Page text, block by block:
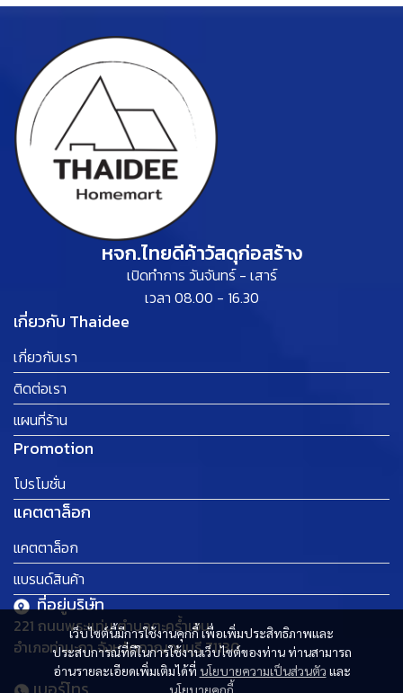
เว็บไซต์นี้มีการใช้งานคุกกี้ เพื่อเพิ่มประสิทธิภาพและ
ประสบการณ์ที่ดีในการใช้งานเว็บไซต์ของท่าน ท่านสามารถ
อ่านรายละเอียดเพิ่มเติมได้ที่ นโยบายความเป็นส่วนตัว และ
นโยบายคุกกี้
หจก.ไทยดีค้าวัสดุก่อสร้าง
เปิดทำการ วันจันทร์ - เสาร์
เวลา 08.00 - 16.30
เกี่ยวกับ Thaidee
เกี่ยวกับเรา
ติดต่อเรา
แผนที่ร้าน
Promotion
โปรโมชั่น
แคตตาล็อก
แคตตาล็อก
แบรนด์สินค้า
ที่อยู่บริษัท
221 ถนนพระแท่น ตำบลตะคร้ำเอน
อำเภอท่ามะกา จังหวัดกาญจนบุรี 71130